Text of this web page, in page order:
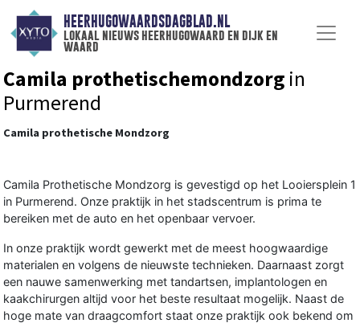
HEERHUGOWAARDSDAGBLAD.NL
lokaal nieuws heerhugowaard en dijk en
waard
Camila prothetischemondzorg in
Purmerend
Camila prothetische Mondzorg
Camila Prothetische Mondzorg is gevestigd op het Looiersplein 1
in Purmerend. Onze praktijk in het stadscentrum is prima te
bereiken met de auto en het openbaar vervoer.
In onze praktijk wordt gewerkt met de meest hoogwaardige
materialen en volgens de nieuwste technieken. Daarnaast zorgt
een nauwe samenwerking met tandartsen, implantologen en
kaakchirurgen altijd voor het beste resultaat mogelijk. Naast de
hoge mate van draagcomfort staat onze praktijk ook bekend om